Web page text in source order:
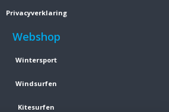
Privacyverklaring
Webshop
Wintersport
Windsurfen
Kitesurfen